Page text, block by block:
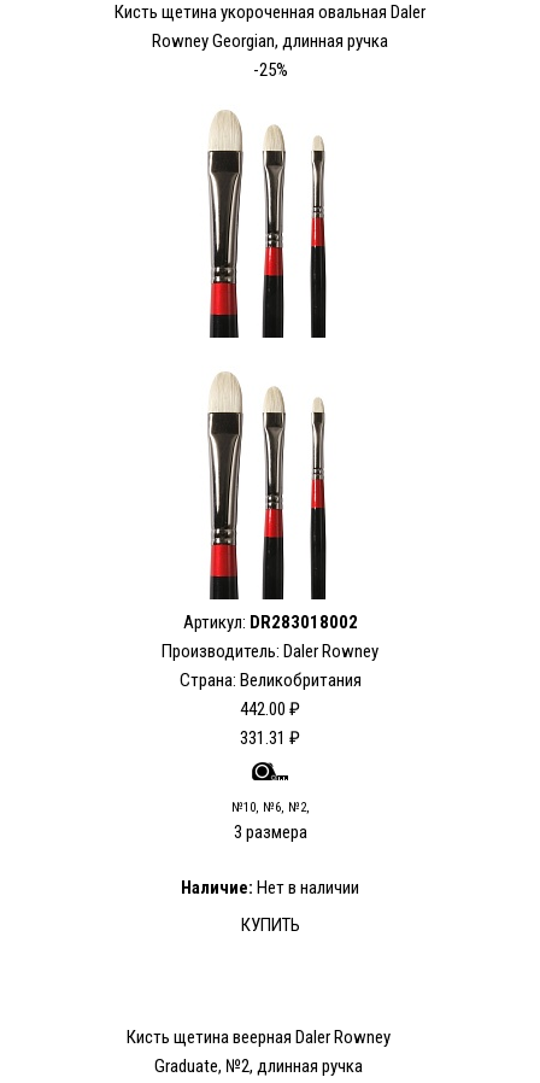
Кисть щетина укороченная овальная Daler
Rowney Georgian, длинная ручка
-25%
Артикул: DR283018002
Производитель: Daler Rowney
Страна: Великобритания
442.00 ₽
331.31 ₽
№10, №6, №2,
3 размера
Наличие: Нет в наличии
КУПИТЬ
Кисть щетина веерная Daler Rowney
Graduate, №2, длинная ручка